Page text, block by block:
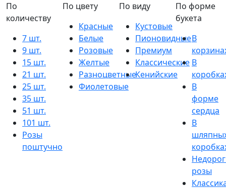
По
количеству
7 шт.
9 шт.
15 шт.
21 шт.
25 шт.
35 шт.
51 шт.
101 шт.
Розы
поштучно
По цвету
Красные
Белые
Розовые
Желтые
Разноцветные
Фиолетовые
По виду
Кустовые
Пионовидные
Премиум
Классические
Кенийские
По форме
букета
В
В
В
форме
сердца
В
розы